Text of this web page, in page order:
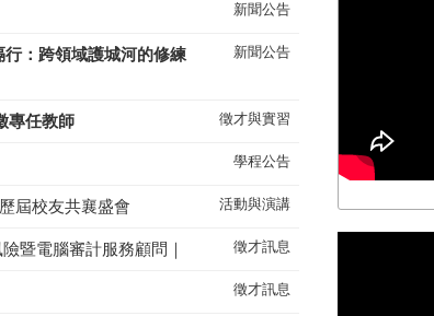
新聞公告
：跨領域護城河的修練
新聞公告
專任教師 徵才與實習
學程公告
屆校友共襄盛會 活動與演講
暨電腦審計服務顧問｜ 徵才訊息
徵才訊息